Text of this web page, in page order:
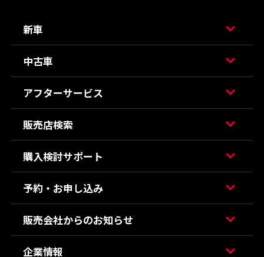
新車
中古車
アフターサービス
販売店検索
購入検討サポート
予約・お申し込み
販売会社からのお知らせ
企業情報